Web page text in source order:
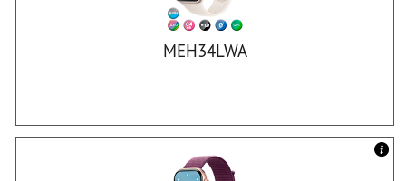
MEH34LWA